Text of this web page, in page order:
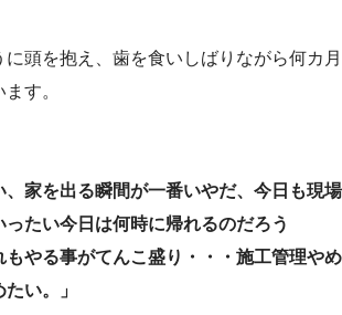
頭を抱え、歯を食いしばりながら何カ月
す。
、家を出る瞬間が一番いやだ、今日も現場
たい今日は何時に帰れるのだろう
もやる事がてんこ盛り・・・施工管理やめ
い。」